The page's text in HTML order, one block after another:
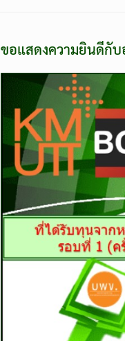
ขอแสดงความยินดีกั